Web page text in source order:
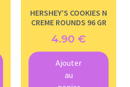
HERSHEY’S COOKIES N
CREME ROUNDS 96 GR
4.90 €
Ajouter
au